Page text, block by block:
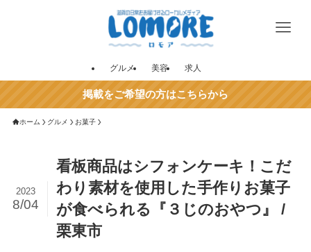
グルメ 美容 求人
掲載をご希望の方はこちらから
ホーム グルメ お菓子
看板商品はシフォンケーキ！こだ
わり素材を使用した手作りお菓子
が食べられる『３じのおやつ』 /
栗東市
2023
8/04